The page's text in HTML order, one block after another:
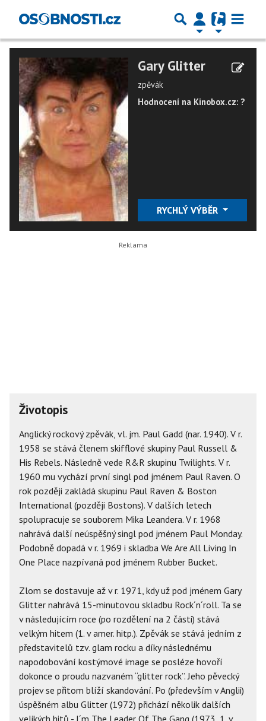
Gary Glitter
zpěvák
Hodnocení na Kinobox.cz: ?
RYCHLÝ VÝBĚR
Životopis
Anglický rockový zpěvák, vl. jm. Paul Gadd (nar. 1940). V r.
1958 se stává členem skifflové skupiny Paul Russell &
His Rebels. Následně vede R&R skupinu Twilights. V r.
1960 mu vychází první singl pod jménem Paul Raven. O
rok později zakládá skupinu Paul Raven & Boston
International (později Bostons). V dalších letech
spolupracuje se souborem Mika Leandera. V r. 1968
nahrává další neúspěšný singl pod jménem Paul Monday.
Podobně dopadá v r. 1969 i skladba We Are All Living In
One Place nazpívaná pod jménem Rubber Bucket.
Zlom se dostavuje až v r. 1971, kdy už pod jménem Gary
Glitter nahrává 15-minutovou skladbu Rock´n´roll. Ta se
v následujícím roce (po rozdělení na 2 části) stává
velkým hitem (1. v amer. hitp.). Zpěvák se stává jedním z
představitelů tzv. glam rocku a díky následnému
napodobování kostýmové image se posléze hovoří
dokonce o proudu nazvaném “glitter rock”. Jeho pěvecký
projev se přitom blíží skandování. Po (především v Anglii)
úspěšném albu Glitter (1972) přichází několik dalších
velikých hitů - I´m The Leader Of The Gang (1973, 1. v